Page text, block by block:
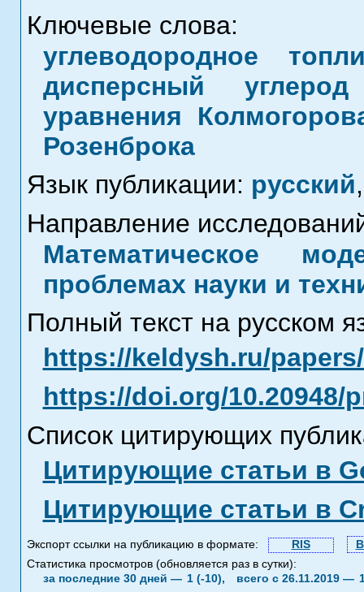
Ключевые слова:
углеводородное
дисперсный
уравнения
Розенброка
Язык публикации: русский,
Направление
Математическое
проблемах науки и
Полный текст на русском
https://keldysh.ru/
https://doi.org/10.20948/
Список цитирующих
Цитирующие статьи в
Цитирующие статьи в
Экспорт ссылки на публикацию в формате: RIS
Статистика просмотров (обновляется раз в сутки):
за последние 30 дней — 1 (-10), всего с 26.11.2019 —